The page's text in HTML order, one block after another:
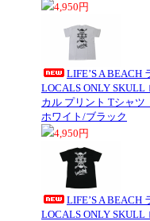
4,950円
LIFE’S A BEACH
LOCALS ONLY
カル プリント Tシャ
ホワイト/ブラック
4,950円
LIFE’S A BEACH
LOCALS ONLY